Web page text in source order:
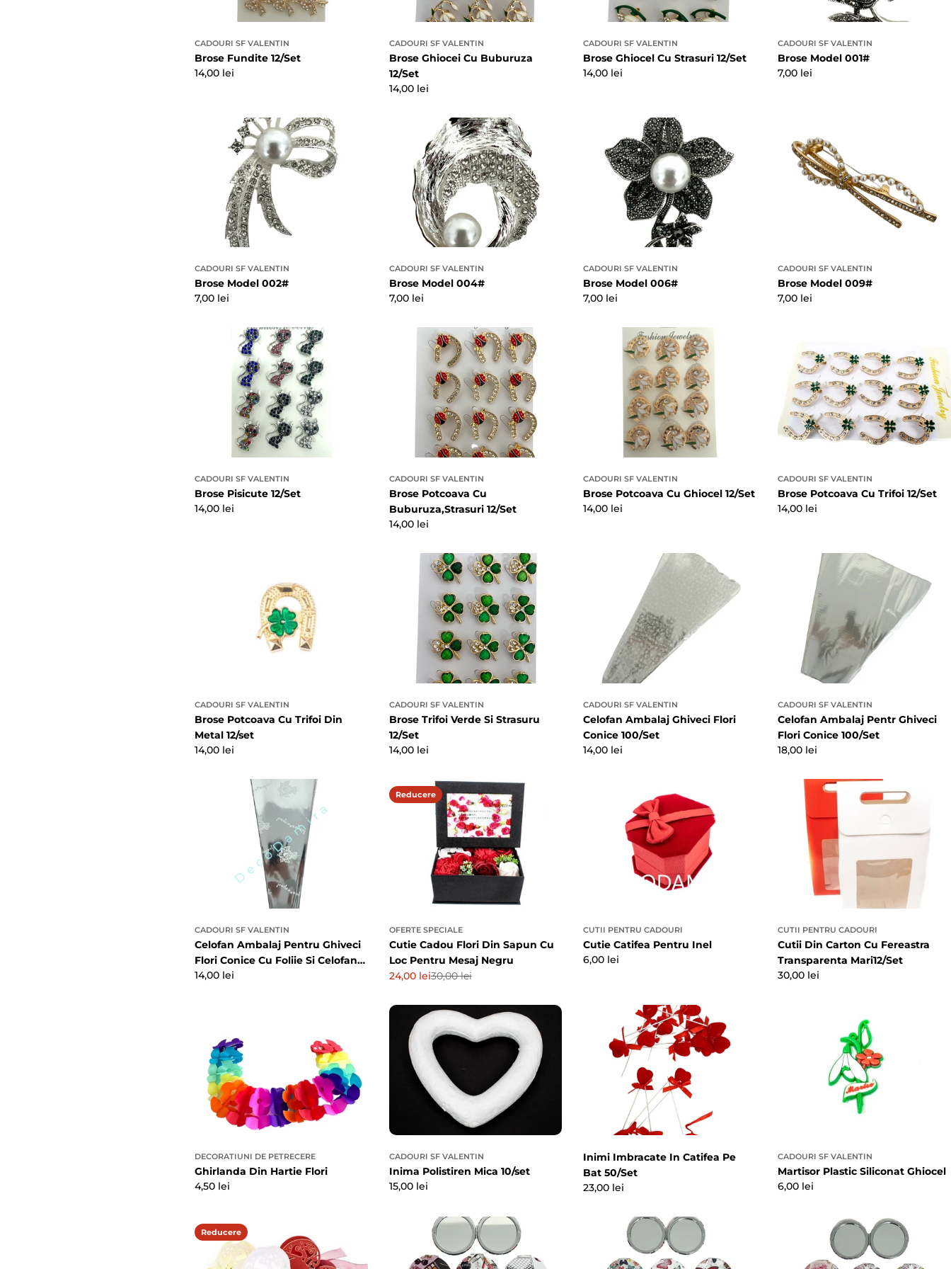
CADOURI SF VALENTIN
Brose Fundite 12/Set
Preț
14,00 lei
CADOURI SF VALENTIN
Brose Ghiocei Cu Buburuza
12/Set
Preț
14,00 lei
CADOURI SF VALENTIN
Brose Ghiocel Cu Strasuri 12/Set
Preț
14,00 lei
CADOURI SF VALENTIN
Brose Model 001#
Preț
7,00 lei
CADOURI SF VALENTIN
Brose Model 002#
Preț
7,00 lei
CADOURI SF VALENTIN
Brose Model 004#
Preț
7,00 lei
CADOURI SF VALENTIN
Brose Model 006#
Preț
7,00 lei
CADOURI SF VALENTIN
Brose Model 009#
Preț
7,00 lei
CADOURI SF VALENTIN
Brose Pisicute 12/Set
Preț
14,00 lei
CADOURI SF VALENTIN
Brose Potcoava Cu
Buburuza,Strasuri 12/Set
Preț
14,00 lei
CADOURI SF VALENTIN
Brose Potcoava Cu Ghiocel 12/Set
Preț
14,00 lei
CADOURI SF VALENTIN
Brose Potcoava Cu Trifoi 12/Set
Preț
14,00 lei
CADOURI SF VALENTIN
Brose Potcoava Cu Trifoi Din
Metal 12/set
Preț
14,00 lei
CADOURI SF VALENTIN
Brose Trifoi Verde Si Strasuru
12/Set
Preț
14,00 lei
CADOURI SF VALENTIN
Celofan Ambalaj Ghiveci Flori
Conice 100/Set
Preț
14,00 lei
CADOURI SF VALENTIN
Celofan Ambalaj Pentr Ghiveci
Flori Conice 100/Set
Preț
18,00 lei
CADOURI SF VALENTIN
Celofan Ambalaj Pentru Ghiveci
Flori Conice Cu Foliie Si Celofan
100/Set
Preț
14,00 lei
Reducere
OFERTE SPECIALE
Cutie Cadou Flori Din Sapun Cu
Loc Pentru Mesaj Negru
Preț
vânzare
24,00 lei
Preț
30,00 lei
CUTII PENTRU CADOURI
Cutie Catifea Pentru Inel
Preț
6,00 lei
CUTII PENTRU CADOURI
Cutii Din Carton Cu Fereastra
Transparenta Mari12/Set
Preț
30,00 lei
DECORATIUNI DE PETRECERE
Ghirlanda Din Hartie Flori
Preț
4,50 lei
CADOURI SF VALENTIN
Inima Polistiren Mica 10/set
Preț
15,00 lei
Inimi Imbracate In Catifea Pe
Bat 50/Set
Preț
23,00 lei
CADOURI SF VALENTIN
Martisor Plastic Siliconat Ghiocel
Preț
6,00 lei
Reducere